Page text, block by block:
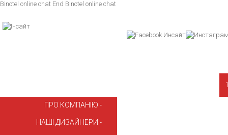
Binotel online chat End Binotel online chat
ПРО КОМПАНІЮ
НАШІ ДИЗАЙНЕРИ